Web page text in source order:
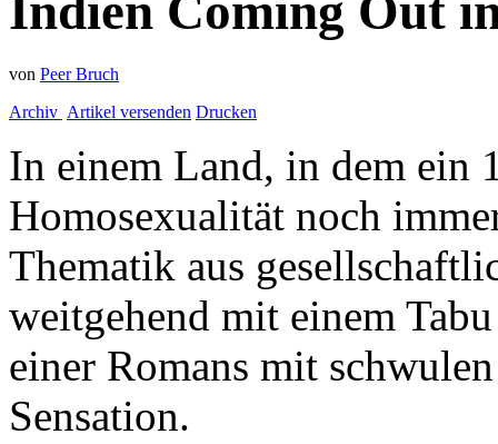
von Peer Bruch
Archiv Artikel versenden Drucken
In einem Land, in dem ein
Homosexualität noch
Thematik aus
weitgehend mit einem
einer Romans mit
Sensation.